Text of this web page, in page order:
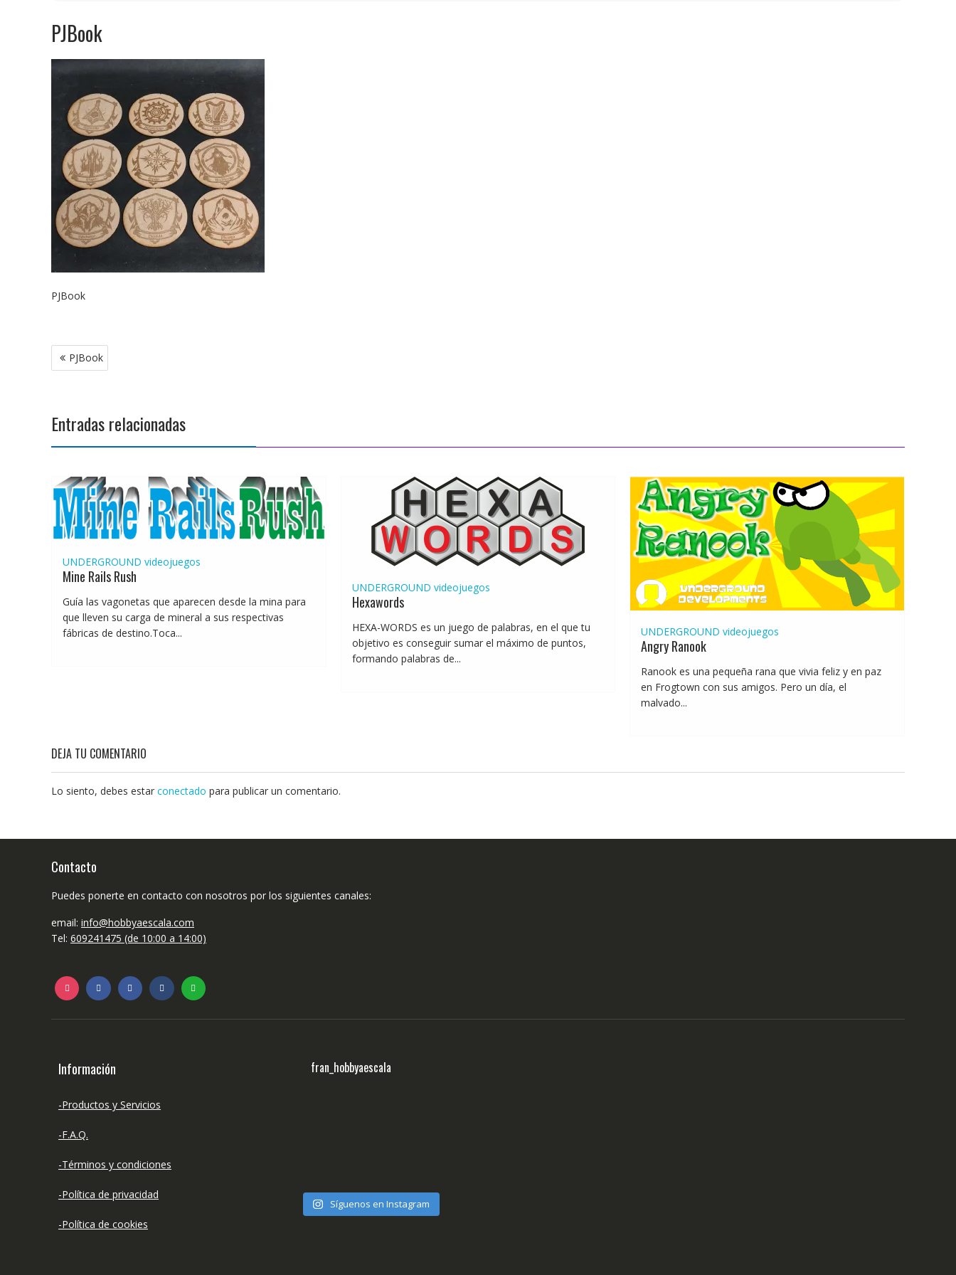
PJBook
PJBook
Navegación
de
PJBook
Entradas relacionadas
UNDERGROUND videojuegos
Mine Rails Rush
Guía las vagonetas que aparecen desde la mina para
que lleven su carga de mineral a sus respectivas
fábricas de destino.Toca...
UNDERGROUND videojuegos
Hexawords
HEXA-WORDS es un juego de palabras, en el que tu
objetivo es conseguir sumar el máximo de puntos,
formando palabras de...
UNDERGROUND videojuegos
Angry Ranook
Ranook es una pequeña rana que vivia feliz y en paz
en Frogtown con sus amigos. Pero un día, el
malvado...
DEJA TU COMENTARIO
Lo siento, debes estar conectado para publicar un comentario.
Contacto
Puedes ponerte en contacto con nosotros por los siguientes canales:
email: info@hobbyaescala.com
Tel: 609241475 (de 10:00 a 14:00)
Información
-Productos y Servicios
-F.A.Q.
-Términos y condiciones
-Política de privacidad
-Política de cookies
fran_hobbyaescala
Síguenos en Instagram